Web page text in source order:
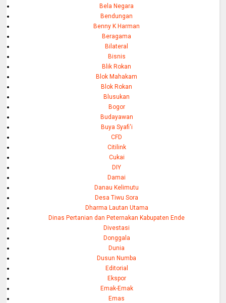
Bela Negara
Bendungan
Benny K Harman
Beragama
Bilateral
Bisnis
Blik Rokan
Blok Mahakam
Blok Rokan
Blusukan
Bogor
Budayawan
Buya Syafi'i
CFD
Citilink
Cukai
DIY
Damai
Danau Kelimutu
Desa Tiwu Sora
Dharma Lautan Utama
Dinas Pertanian dan Peternakan Kabupaten Ende
Divestasi
Donggala
Dunia
Dusun Numba
Editorial
Ekspor
Emak-Emak
Emas